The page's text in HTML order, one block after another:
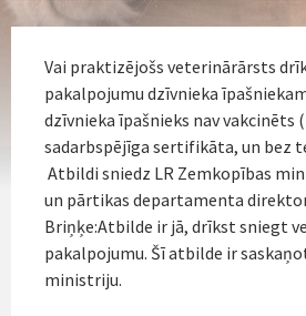
Vai praktizējošs veterinārārsts
pakalpojumu dzīvnieka
dzīvnieka īpašnieks nav vakcinēts
sadarbspējīga sertifikāta, un bez
Atbildi sniedz LR Zemkopības
un pārtikas departamenta
Briņķe:Atbilde ir jā, drīkst sniegt
pakalpojumu. Šī atbilde ir
ministriju.